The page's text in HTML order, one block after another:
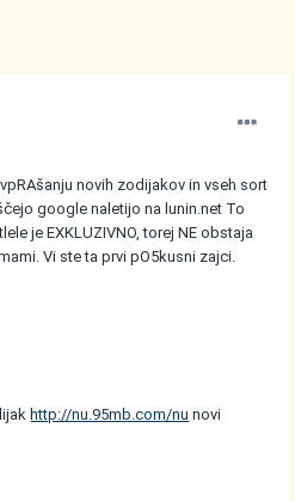
novih zodijakov in vseh sort
google naletijo na lunin.net To
je EXKLUZIVNO, torej NE obstaja
Vi ste ta prvi pO5kusni zajci.
http://nu.95mb.com/nu novi